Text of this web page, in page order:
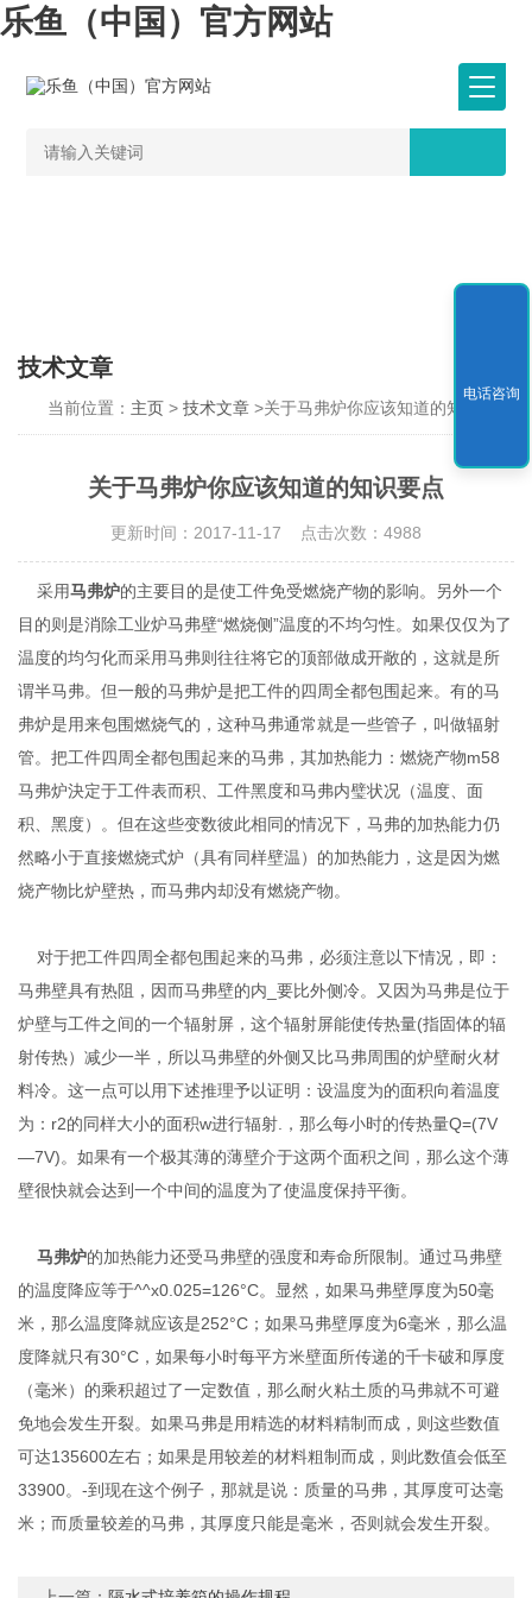
乐鱼（中国）官方网站
技术文章
当前位置： 主页 >技术文章 >关于马弗炉你应该知道的知识要点
关于马弗炉你应该知道的知识要点
更新时间：2017-11-17 点击次数：4988
采用马弗炉的主要目的是使工件免受燃烧产物的影响。另外一个
目的则是消除工业炉马弗壁“燃烧侧”温度的不均匀性。如果仅仅为了
温度的均匀化而采用马弗则往往将它的顶部做成开敞的，这就是所
谓半马弗。但一般的马弗炉是把工件的四周全都包围起来。有的马
弗炉是用来包围燃烧气的，这种马弗通常就是一些管子，叫做辐射
管。把工件四周全都包围起来的马弗，其加热能力：燃烧产物m58
马弗炉決定于工件表而积、工件黑度和马弗内璧状况（温度、面
积、黑度）。但在这些变数彼此相同的情况下，马弗的加热能力仍
然略小于直接燃烧式炉（具有同样壁温）的加热能力，这是因为燃
烧产物比炉壁热，而马弗内却没有燃烧产物。
对于把工件四周全都包围起来的马弗，必须注意以下情况，即：
马弗壁具有热阻，因而马弗壁的内_要比外侧冷。又因为马弗是位于
炉壁与工件之间的一个辐射屏，这个辐射屏能使传热量(指固体的辐
射传热）减少一半，所以马弗壁的外侧又比马弗周围的炉壁耐火材
料冷。这一点可以用下述推理予以证明：设温度为的面积向着温度
为：r2的同样大小的面积w进行辐射.，那么每小时的传热量Q=(7V
—7V)。如果有一个极其薄的薄壁介于这两个面积之间，那么这个薄
壁很快就会达到一个中间的温度为了使温度保持平衡。
马弗炉的加热能力还受马弗壁的强度和寿命所限制。通过马弗壁
的温度降应等于^^x0.025=126°C。显然，如果马弗壁厚度为50毫
米，那么温度降就应该是252°C；如果马弗壁厚度为6毫米，那么温
度降就只有30°C，如果每小时每平方米壁面所传递的千卡破和厚度
（毫米）的乘积超过了一定数值，那么耐火粘土质的马弗就不可避
免地会发生开裂。如果马弗是用精选的材料精制而成，则这些数值
可达135600左右；如果是用较差的材料粗制而成，则此数值会低至
33900。-到现在这个例子，那就是说：质量的马弗，其厚度可达毫
米；而质量较差的马弗，其厚度只能是毫米，否则就会发生开裂。
电话咨询